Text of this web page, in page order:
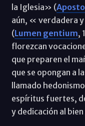
la Iglesia» (
aún, « verdadera
(Lumen gentium,
florezcan
que preparen el
que se opongan a
llamado
espíritus fuertes,
y dedicación al